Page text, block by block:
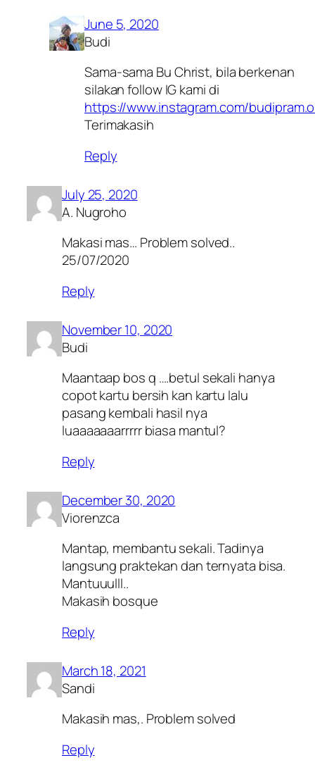
June 5, 2020
Budi
Sama-sama Bu Christ, bila berkenan
silakan follow IG kami di
https://www.instagram.com/
Terimakasih
Reply
July 25, 2020
A. Nugroho
Makasi mas… Problem solved..
25/07/2020
Reply
November 10, 2020
Budi
Maantaap bos q ….betul sekali hanya
copot kartu bersih kan kartu lalu
pasang kembali hasil nya
luaaaaaaarrrrr biasa mantul?
Reply
December 30, 2020
Viorenzca
Mantap, membantu sekali. Tadinya
langsung praktekan dan ternyata bisa.
Mantuuulll..
Makasih bosque
Reply
March 18, 2021
Sandi
Makasih mas,. Problem solved
Reply